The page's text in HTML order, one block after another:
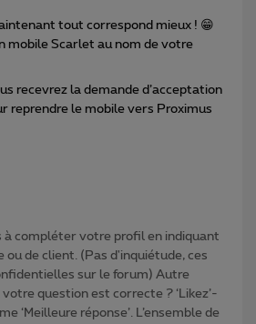
tout correspond mieux ! 😁
mobile Scarlet au nom de votre
recevrez la demande d’acceptation
reprendre le mobile vers Proximus
à compléter votre profil en indiquant
ou de client. (Pas d'inquiétude, ces
sur le forum) Autre
question est correcte ? ‘Likez’-
‘Meilleure réponse’. L’ensemble de